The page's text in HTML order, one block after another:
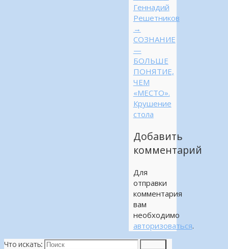
Геннадий
Решетников
→
СОЗНАНИЕ
—
БОЛЬШЕ
ПОНЯТИЕ,
ЧЕМ
«МЕСТО».
Крушение
стола
Добавить
комментарий
Для
отправки
комментария
вам
необходимо
авторизоваться.
Что искать: